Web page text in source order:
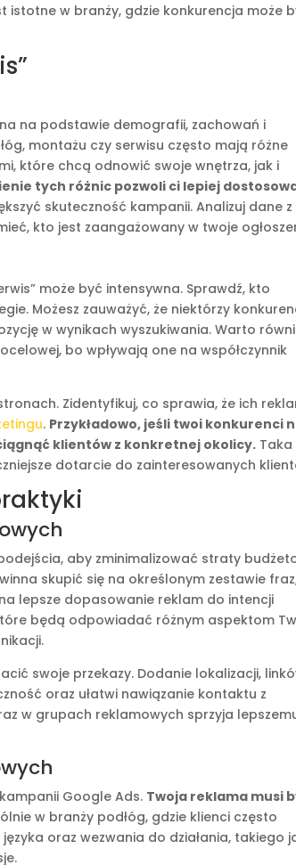
w branży, gdzie konkurencja może
na podstawie demografii, zachowań i
montażu czy serwisu często mają różne
które chcą odnowić swoje wnętrza, jak i
tych różnic pozwoli ci lepiej
skuteczność kampanii. Analizuj dane z
kto jest zaangażowany w twoje
może być intensywna. Sprawdź, kto
Możesz zauważyć, że niektórzy
w wynikach wyszukiwania. Warto
bo wpływają one na współczynnik
Zidentyfikuj, co sprawia, że ich
. Przykładowo, jeśli twoi konkurenci
klientów z konkretnej okolicy. Taka
dotarcie do zainteresowanych
aby zminimalizować straty
skupić się na określonym zestawie
lepsze dopasowanie reklam do intencji
będą odpowiadać różnym aspektom
swoje przekazy. Dodanie lokalizacji,
oraz ułatwi nawiązanie kontaktu z
w grupach reklamowych sprzyja
Google Ads. Twoja reklama musi
w branży podłóg, gdzie klienci często
oraz wezwania do działania, takiego